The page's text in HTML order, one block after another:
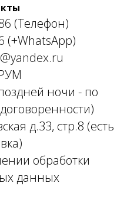
(Телефон)
(+WhatsApp)
ночи - по
д.33, стр.8 (есть
обработки
данных